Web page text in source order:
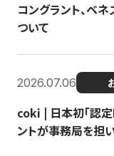
コングラント、ベ
ついて
2026.07.06
coki | 日本初「認定
ントが事務局を担